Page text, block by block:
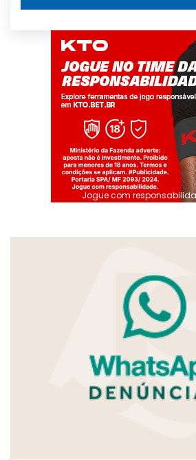
Jogue com